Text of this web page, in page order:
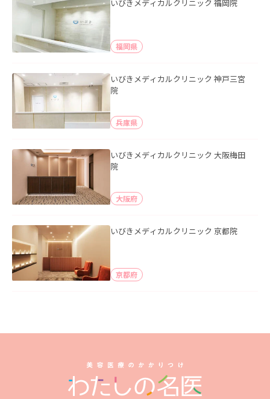
いびきメディカルクリニック 福岡院
福岡県
いびきメディカルクリニック 神戸三宮
院
兵庫県
いびきメディカルクリニック 大阪梅田
院
大阪府
いびきメディカルクリニック 京都院
京都府